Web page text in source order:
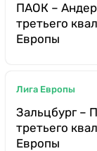
ПАОК –
третьего
Европы
Лига Европы
Зальцбург –
третьего
Европы